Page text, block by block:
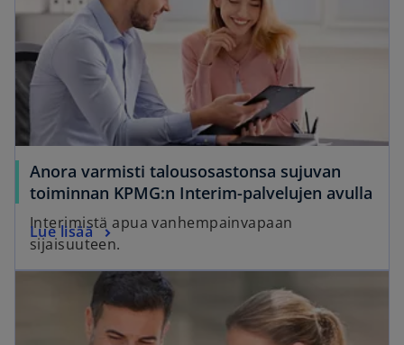
Anora varmisti talousosastonsa sujuvan
toiminnan KPMG:n Interim-palvelujen avulla
Interimistä apua vanhempainvapaan
sijaisuuteen.
Lue lisää